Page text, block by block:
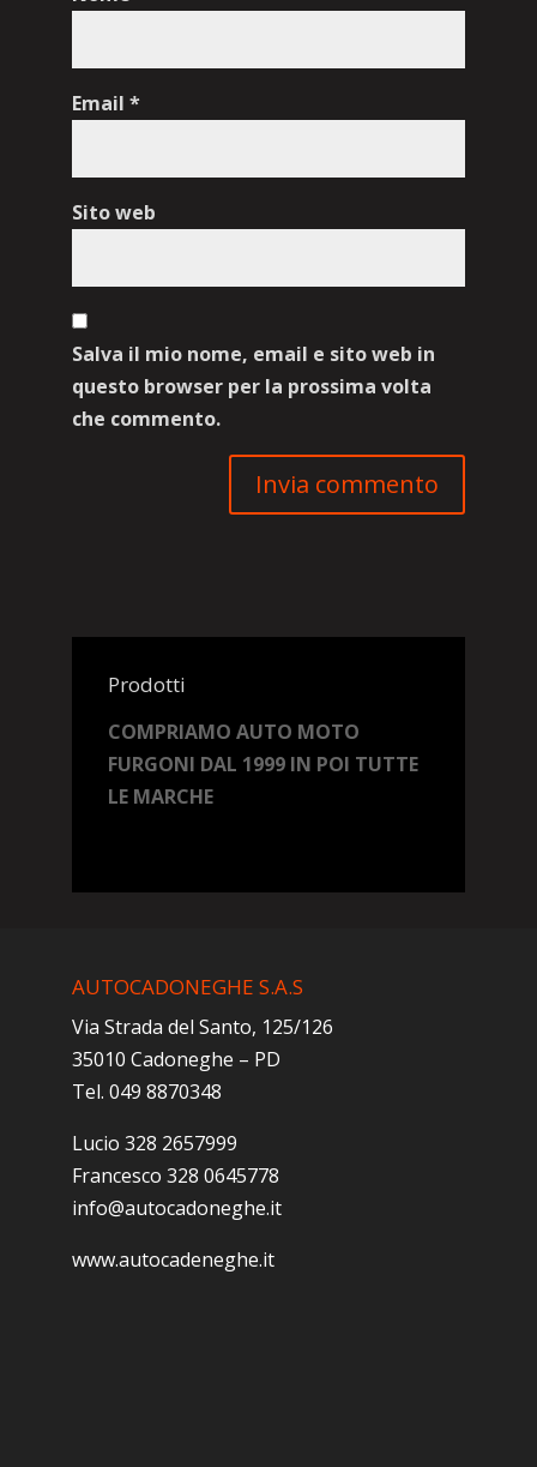
Email *
Sito web
Salva il mio nome, email e sito web in
questo browser per la prossima volta
che commento.
Prodotti
COMPRIAMO AUTO MOTO
FURGONI DAL 1999 IN POI TUTTE
LE MARCHE
AUTOCADONEGHE S.A.S
Via Strada del Santo, 125/126
35010 Cadoneghe – PD
Tel. 049 8870348
Lucio 328 2657999
Francesco 328 0645778
info@autocadoneghe.it
www.autocadeneghe.it